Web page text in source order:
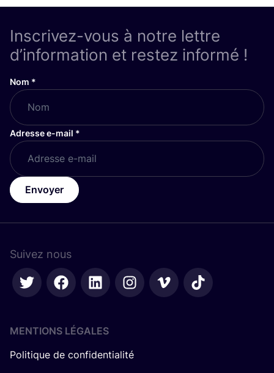
Inscrivez-vous à notre lettre
d’information et restez informé !
Nom *
Adresse e-mail *
Envoyer
Suivez nous
MENTIONS LÉGALES
Politique de confidentialité